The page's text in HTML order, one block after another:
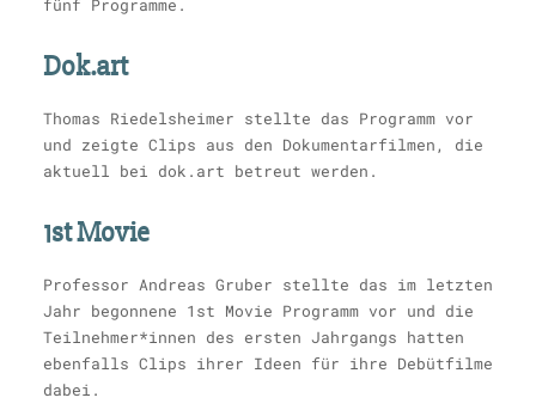
fünf Programme.
Dok.art
Thomas Riedelsheimer stellte das Programm vor
und zeigte Clips aus den Dokumentarfilmen, die
aktuell bei dok.art betreut werden.
1st Movie
Professor Andreas Gruber stellte das im letzten
Jahr begonnene 1st Movie Programm vor und die
Teilnehmer*innen des ersten Jahrgangs hatten
ebenfalls Clips ihrer Ideen für ihre Debütfilme
dabei.